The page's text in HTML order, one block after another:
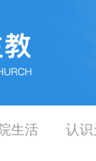
生活 认